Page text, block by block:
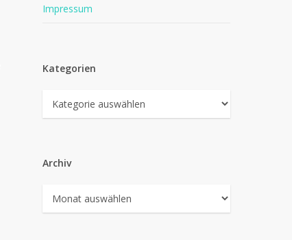
Impressum
Kategorien
Kategorien
Archiv
Archiv